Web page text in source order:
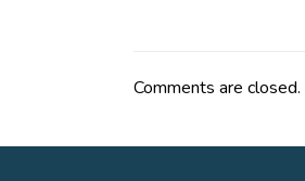
Comments are closed.